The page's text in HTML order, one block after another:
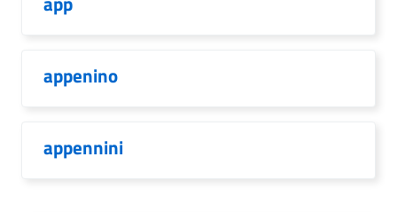
appenino
appennini